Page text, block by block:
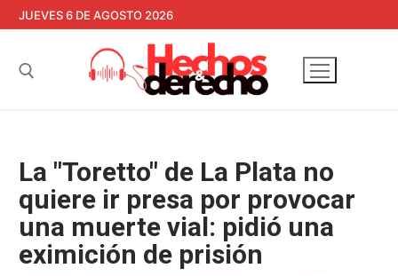
contenido
JUEVES 6 DE AGOSTO 2026
La "Toretto" de La Plata no
quiere ir presa por provocar
una muerte vial: pidió una
eximición de prisión